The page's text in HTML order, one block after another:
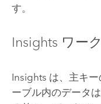
す。
Insights ワー
Insights は、主キ
ーブル内のデータ